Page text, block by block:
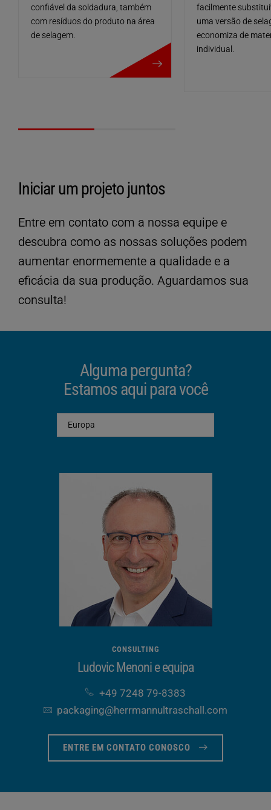
confiável da soldadura, também
com resíduos do produto na área
de selagem.
mais detalhes
facilmente
uma versão de
economiza de
individual.
Iniciar um projeto juntos
Entre em contato com a nossa equipe e
descubra como as nossas soluções podem
aumentar enormemente a qualidade e a
eficácia da sua produção. Aguardamos sua
consulta!
Alguma pergunta?
Estamos aqui para você
CONSULTING
Ludovic Menoni e equipa
+49 7248 79-8383
packaging​@herrmannultraschall​.com
ENTRE EM CONTATO CONOSCO